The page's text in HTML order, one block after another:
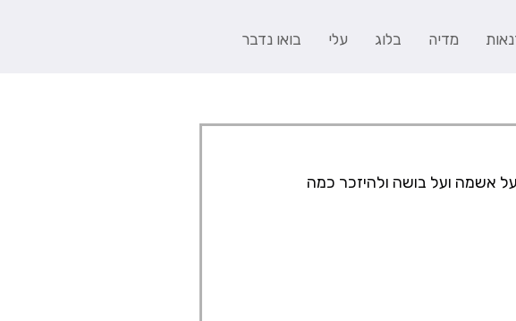
מדיה בלוג עלי בואו נדבר
אשמה ועל בושה ולהיזכר כמה